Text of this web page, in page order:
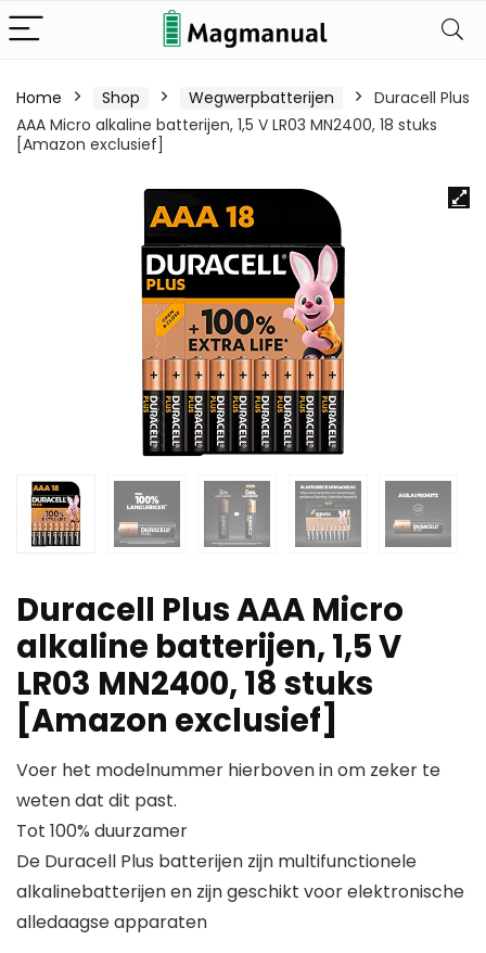
Home Shop Wegwerpbatterijen
Duracell Plus
AAA Micro alkaline batterijen, 1,5 V LR03 MN2400, 18 stuks
[Amazon exclusief]
Duracell Plus AAA Micro
alkaline batterijen, 1,5 V
LR03 MN2400, 18 stuks
[Amazon exclusief]
Voer het modelnummer hierboven in om zeker te
weten dat dit past.
Tot 100% duurzamer
De Duracell Plus batterijen zijn multifunctionele
alkalinebatterijen en zijn geschikt voor elektronische
alledaagse apparaten